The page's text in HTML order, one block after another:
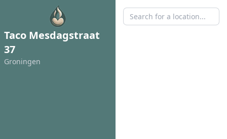
Taco Mesdagstraat
37
Groningen